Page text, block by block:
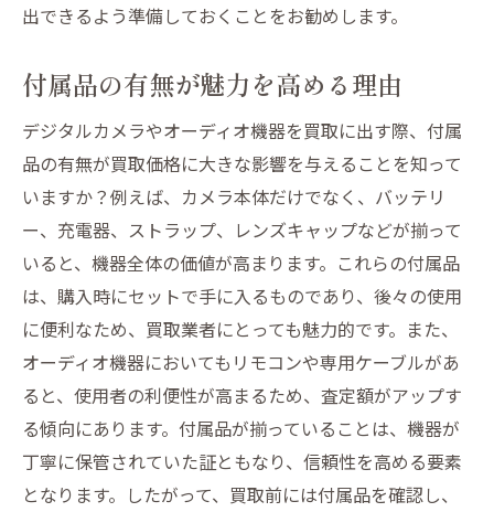
出できるよう準備しておくことをお勧めします。
付属品の有無が魅力を高める理由
デジタルカメラやオーディオ機器を買取に出す際、付属
品の有無が買取価格に大きな影響を与えることを知って
いますか？例えば、カメラ本体だけでなく、バッテリ
ー、充電器、ストラップ、レンズキャップなどが揃って
いると、機器全体の価値が高まります。これらの付属品
は、購入時にセットで手に入るものであり、後々の使用
に便利なため、買取業者にとっても魅力的です。また、
オーディオ機器においてもリモコンや専用ケーブルがあ
ると、使用者の利便性が高まるため、査定額がアップす
る傾向にあります。付属品が揃っていることは、機器が
丁寧に保管されていた証ともなり、信頼性を高める要素
となります。したがって、買取前には付属品を確認し、